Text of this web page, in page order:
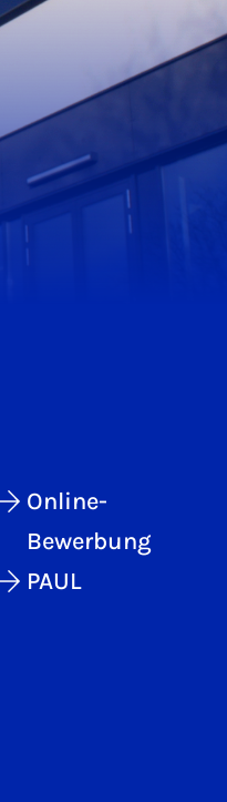
Online-
Bewerbung
PAUL